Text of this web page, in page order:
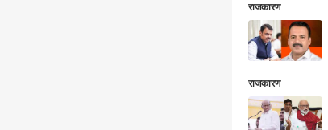
राजकारण
राजकारण